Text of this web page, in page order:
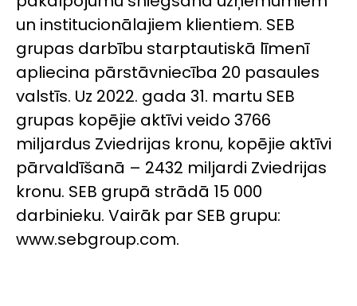
un institucionālajiem klientiem. SEB
grupas darbību starptautiskā līmenī
apliecina pārstāvniecība 20 pasaules
valstīs. Uz 2022. gada 31. martu SEB
grupas kopējie aktīvi veido 3766
miljardus Zviedrijas kronu, kopējie aktīvi
pārvaldīšanā – 2432 miljardi Zviedrijas
kronu. SEB grupā strādā 15 000
darbinieku. Vairāk par SEB grupu:
www.sebgroup.com.